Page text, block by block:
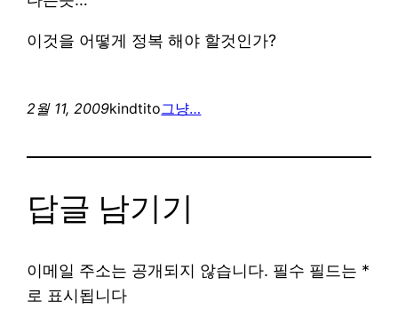
이것을 어떻게 정복 해야 할것인가?
2월 11, 2009kindtito그냥…
답글 남기기
이메일 주소는 공개되지 않습니다. 필수 필드는 *
로 표시됩니다